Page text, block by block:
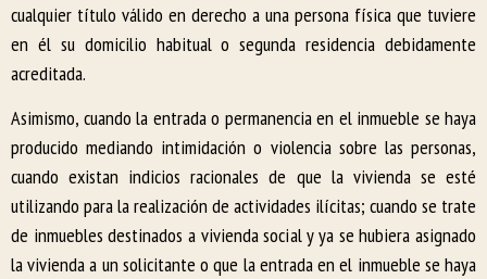
cualquier título válido en derecho a una persona física que tuviere
en él su domicilio habitual o segunda residencia debidamente
acreditada.
Asimismo, cuando la entrada o permanencia en el inmueble se haya
producido mediando intimidación o violencia sobre las personas,
cuando existan indicios racionales de que la vivienda se esté
utilizando para la realización de actividades ilícitas; cuando se trate
de inmuebles destinados a vivienda social y ya se hubiera asignado
la vivienda a un solicitante o que la entrada en el inmueble se haya